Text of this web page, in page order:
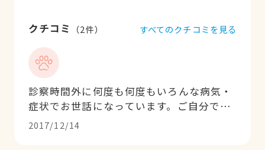
クチコミ （2件）
診察時間外に何度も何度もいろんな病気・
症状でお世話になっています。ご自分でお
っしゃっておられるので言っちゃいます
が、確かに小さいクリニックです。けれど
2017/12/14
すべてのクチコミを見る